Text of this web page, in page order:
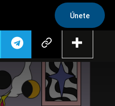
Únete